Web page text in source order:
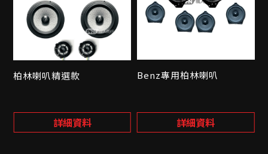
柏林喇叭精選款
詳細資料
Benz專用柏林喇叭
詳細資料